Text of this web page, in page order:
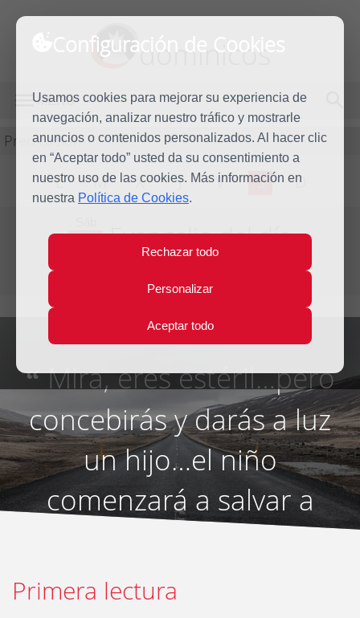
Configuración de Cookies
Usamos cookies para mejorar su experiencia de
navegación, analizar nuestro tráfico y mostrarle
anuncios o contenidos personalizados. Al hacer clic
en “Aceptar todo” usted da su consentimiento a
nuestro uso de las cookies. Más información en
nuestra Política de Cookies.
Rechazar todo
Personalizar
Aceptar todo
dominicos
MENÚ
Predicación
L M X J V S D
19 Evangelio del día
“Mira, eres estéril…pero
concebirás y darás a luz
un hijo…el niño
comenzará a salvar a
Primera lectura